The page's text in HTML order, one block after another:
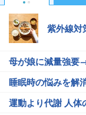
紫外線対
母が娘に減量強要
睡眠時の悩みを解
運動より代謝 人体